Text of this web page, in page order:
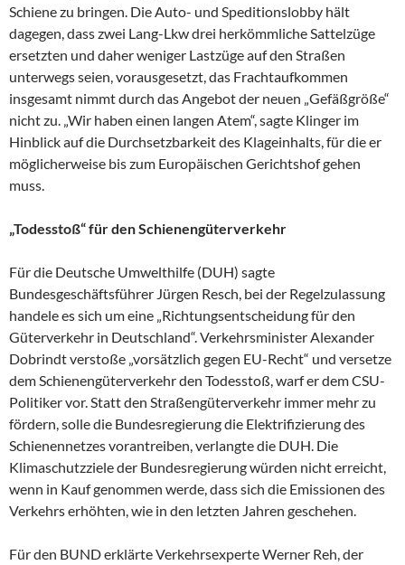
Schiene zu bringen. Die Auto- und Speditionslobby hält
dagegen, dass zwei Lang-Lkw drei herkömmliche Sattelzüge
ersetzten und daher weniger Lastzüge auf den Straßen
unterwegs seien, vorausgesetzt, das Frachtaufkommen
insgesamt nimmt durch das Angebot der neuen „Gefäßgröße“
nicht zu. „Wir haben einen langen Atem“, sagte Klinger im
Hinblick auf die Durchsetzbarkeit des Klageinhalts, für die er
möglicherweise bis zum Europäischen Gerichtshof gehen
muss.
„Todesstoß“ für den Schienengüterverkehr
Für die Deutsche Umwelthilfe (DUH) sagte
Bundesgeschäftsführer Jürgen Resch, bei der Regelzulassung
handele es sich um eine „Richtungsentscheidung für den
Güterverkehr in Deutschland“. Verkehrsminister Alexander
Dobrindt verstoße „vorsätzlich gegen EU-Recht“ und versetze
dem Schienengüterverkehr den Todesstoß, warf er dem CSU-
Politiker vor. Statt den Straßengüterverkehr immer mehr zu
fördern, solle die Bundesregierung die Elektrifizierung des
Schienennetzes vorantreiben, verlangte die DUH. Die
Klimaschutzziele der Bundesregierung würden nicht erreicht,
wenn in Kauf genommen werde, dass sich die Emissionen des
Verkehrs erhöhten, wie in den letzten Jahren geschehen.
Für den BUND erklärte Verkehrsexperte Werner Reh, der